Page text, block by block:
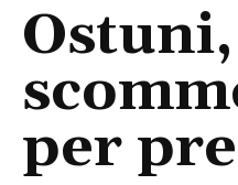
per